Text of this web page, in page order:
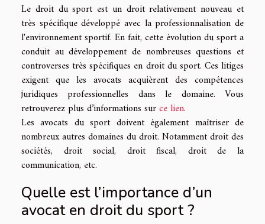
Le droit du sport est un droit relativement nouveau et
très spécifique développé avec la professionnalisation de
l'environnement sportif. En fait, cette évolution du sport a
conduit au développement de nombreuses questions et
controverses très spécifiques en droit du sport. Ces litiges
exigent que les avocats acquièrent des compétences
juridiques professionnelles dans le domaine. Vous
retrouverez plus d’informations surce lien.
Les avocats du sport doivent également maîtriser de
nombreux autres domaines du droit. Notamment droit des
sociétés, droit social, droit fiscal, droit de la
communication, etc.
Quelle est l’importance d’un
avocat en droit du sport ?